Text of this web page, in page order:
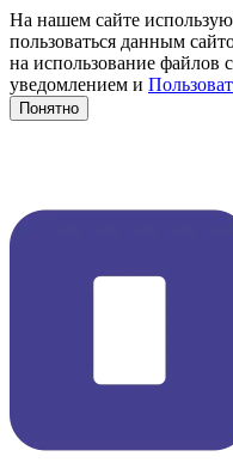
На нашем сайте
пользоваться данным
на использование файлов
уведомлением и
Понятно